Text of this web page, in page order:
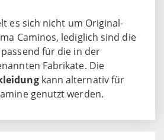
es sich nicht um Original-
Caminos, lediglich sind die
für die in der
Fabrikate. Die
kann alternativ für
genutzt werden.